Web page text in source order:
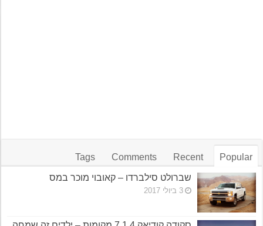
Popular
Recent
Comments
Tags
שברולט סילברדו – קאובוי מוכר במס
3 ביולי 2017